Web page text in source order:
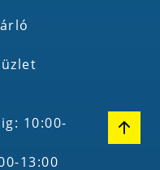
10:00-
13:00